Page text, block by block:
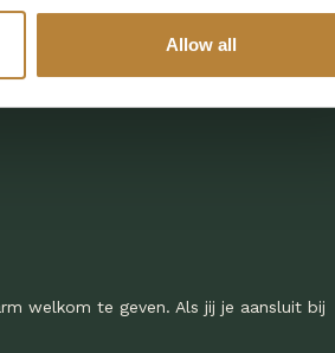
Allow all
welkom te geven. Als jij je aansluit bij